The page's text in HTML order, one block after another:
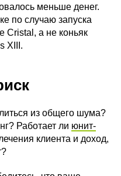
меньше денег.
по случаю запуска
Cristal, а не коньяк
XIII.
из общего шума?
Работает ли юнит-
клиента и доход,